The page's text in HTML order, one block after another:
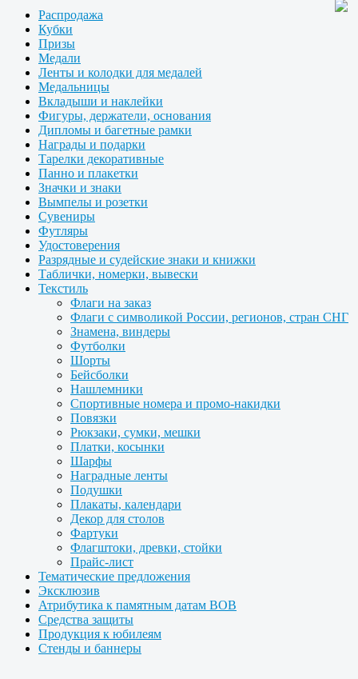
Распродажа
Кубки
Призы
Медали
Ленты и колодки для медалей
Медальницы
Вкладыши и наклейки
Фигуры, держатели, основания
Дипломы и багетные рамки
Награды и подарки
Тарелки декоративные
Панно и плакетки
Значки и знаки
Вымпелы и розетки
Сувениры
Футляры
Удостоверения
Разрядные и судейские знаки и книжки
Таблички, номерки, вывески
Текстиль
Флаги на заказ
Флаги с символикой России, регионов, стран СНГ
Знамена, виндеры
Футболки
Шорты
Бейсболки
Нашлемники
Спортивные номера и промо-накидки
Повязки
Рюкзаки, сумки, мешки
Платки, косынки
Шарфы
Наградные ленты
Подушки
Плакаты, календари
Декор для столов
Фартуки
Флагштоки, древки, стойки
Прайс-лист
Тематические предложения
Эксклюзив
Атрибутика к памятным датам ВОВ
Средства защиты
Продукция к юбилеям
Стенды и баннеры